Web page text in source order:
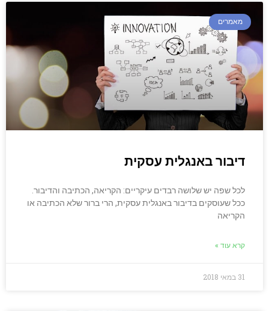
מאמרים
דיבור באנגלית עסקית
לכל שפה יש שלושה רבדים עיקריים: הקריאה, הכתיבה והדיבור.
ככל שעוסקים בדיבור באנגלית עסקית, הרי ברור שלא הכתיבה או
הקריאה
קרא עוד »
31 במאי 2018